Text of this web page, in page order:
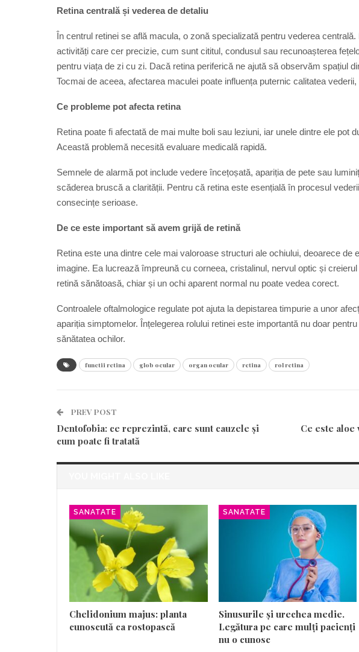
Retina centrală și vederea de detaliu
În centrul retinei se află macula, o zonă specializată pentru vederea
activități care cer precizie, cum sunt cititul, condusul sau recunoașterea
pentru viața de zi cu zi. Dacă retina periferică ne ajută să observăm spațiul
Tocmai de aceea, afectarea maculei poate influența puternic calitatea
Ce probleme pot afecta retina
Retina poate fi afectată de mai multe boli sau leziuni, iar unele dintre ele pot
Această problemă necesită evaluare medicală rapidă.
Semnele de alarmă pot include vedere încețoșată, apariția de pete sau
scăderea bruscă a clarității. Pentru că retina este esențială în procesul
consecințe serioase.
De ce este important să avem grijă de retină
Retina este una dintre cele mai valoroase structuri ale ochiului, deoarece de
imagine. Ea lucrează împreună cu corneea, cristalinul, nervul optic și
retină sănătoasă, chiar și un ochi aparent normal nu poate vedea corect.
Controalele oftalmologice regulate pot ajuta la depistarea timpurie a unor
apariția simptomelor. Înțelegerea rolului retinei este importantă nu doar
sănătatea ochilor.
functii retina glob ocular organ ocular retina rol retina
PREV POST
Dentofobia: ce reprezintă, care sunt cauzele și
cum poate fi tratată
Ce este
SANATATE
Chelidonium majus: planta
cunoscută ca rostopască
SANATATE
Sinusurile și urechea medie.
Legătura pe care mulți pacienți
nu o cunosc